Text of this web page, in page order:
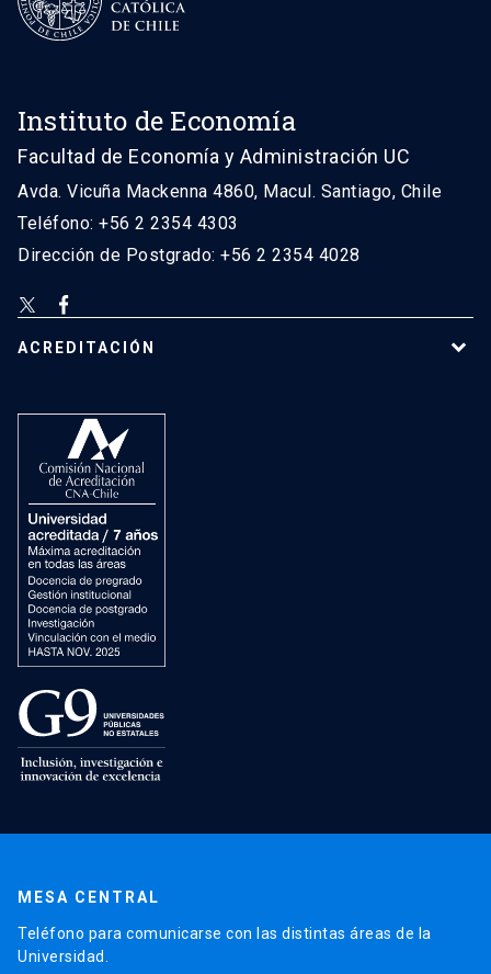
Instituto de Economía
Facultad de Economía y Administración UC
Avda. Vicuña Mackenna 4860, Macul. Santiago, Chile
Teléfono: +56 2 2354 4303
Dirección de Postgrado: +56 2 2354 4028
ACREDITACIÓN
MESA CENTRAL
Teléfono para comunicarse con las distintas áreas de la
Universidad.